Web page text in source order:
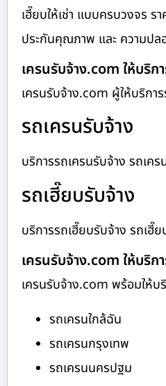
เฮี๊ยบให้เช่า แบบครบวงจร
ประกันคุณภาพ และ ความปล
เครนรับจ้าง.com ให้บริกา
เครนรับจ้าง.com ผู้ให้บริกา
รถเครนรับจ้าง
บริการรถเครนรับจ้าง รถเค
รถเฮี๊ยบรับจ้าง
บริการรถเฮี๊ยบรับจ้าง รถเฮี๊
เครนรับจ้าง.com ให้บริก
เครนรับจ้าง.com พร้อมให้บ
รถเครนใกล้ฉัน
รถเครนกรุงเทพ
รถเครนนครปฐม